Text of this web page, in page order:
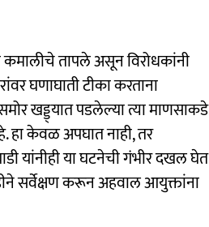
तापले असून विरोधकांनी
घणाघाती टीका करताना
खड्ड्यात पडलेल्या त्या माणसाकडे
हा केवळ अपघात नाही, तर
यांनीही या घटनेची गंभीर दखल घेत
सर्वेक्षण करून अहवाल आयुक्तांना